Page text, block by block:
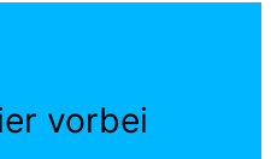
vorbei